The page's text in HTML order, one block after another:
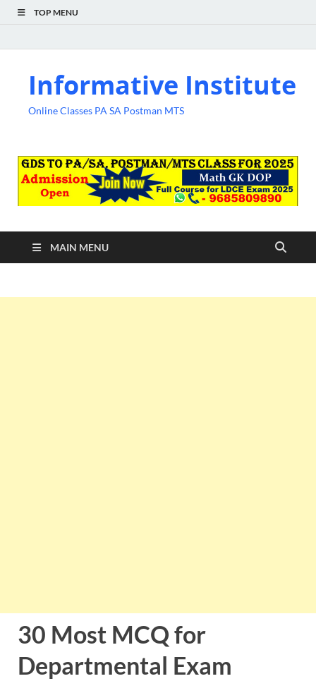
TOP MENU
Informative Institute
Online Classes PA SA Postman MTS
MAIN MENU
30 Most MCQ for
Departmental Exam